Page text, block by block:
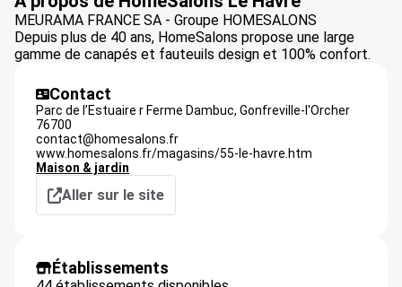
MEURAMA FRANCE SA - Groupe HOMESALONS
Depuis plus de 40 ans, HomeSalons propose une large
gamme de canapés et fauteuils design et 100% confort.
Contact
Parc de l’Estuaire r Ferme Dambuc, Gonfreville-l'Orcher
76700
contact@homesalons.fr
www.homesalons.fr/magasins/55-le-havre.htm
Maison & jardin
Aller sur le site
Établissements